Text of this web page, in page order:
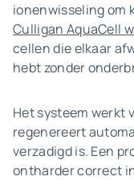
ionenwisseling om
Culligan AquaCell
cellen die elkaar
hebt zonder
Het systeem werkt
regenereert
verzadigd is. Een
ontharder correct